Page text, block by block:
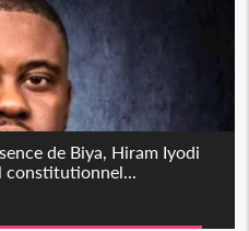
de Biya, Hiram Iyodi
constitutionnel...